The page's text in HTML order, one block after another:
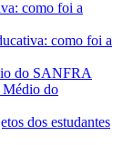
como foi a
Médio do